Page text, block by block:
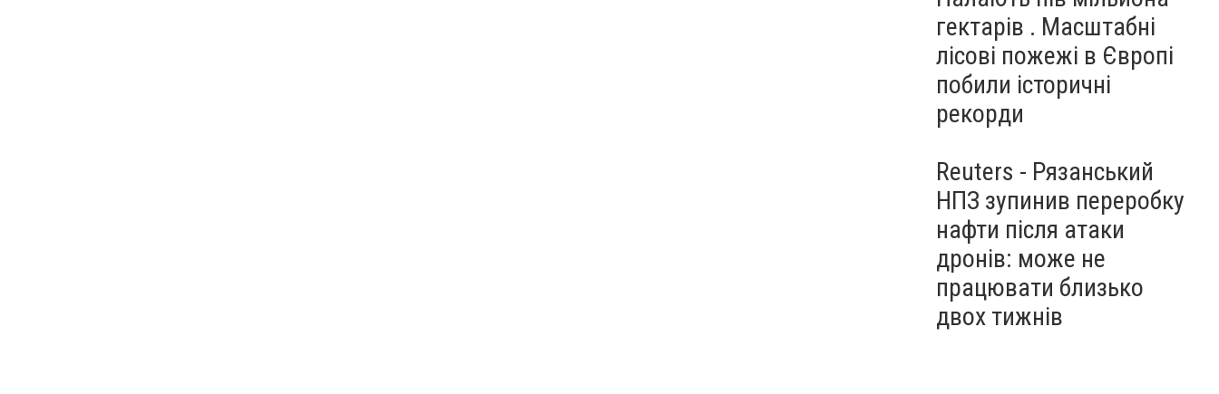
гектарів . Масштабні
лісові пожежі в Європі
побили історичні
рекорди
Reuters - Рязанський
НПЗ зупинив переробку
нафти після атаки
дронів: може не
працювати близько
двох тижнів